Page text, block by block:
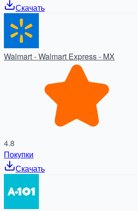
Скачать
Walmart - Walmart Express - MX
4.8
Покупки
Скачать